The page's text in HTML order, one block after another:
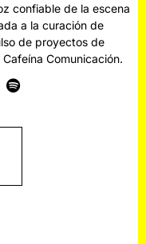
confiable de la escena
a la curación de
de proyectos de
Comunicación.